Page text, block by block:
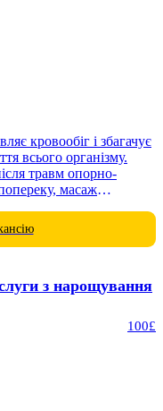
кровообіг і збагачує
всього організму.
травм опорно-
масаж
з нарощування
100£